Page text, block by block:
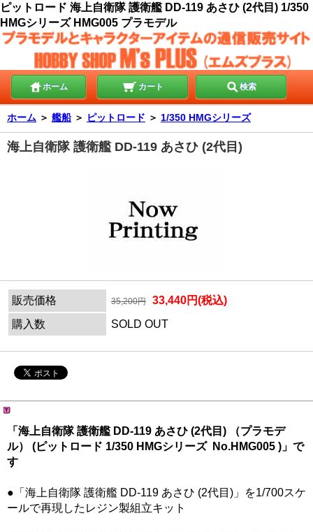
ピットロード 海上自衛隊 護衛艦 DD-119 あさひ (2代目) 1/350
HMGシリーズ HMG005 プラモデル
ホーム カート 検索
ホーム ＞ 艦船＞ ピットロード ＞ 1/350 HMGシリーズ
海上自衛隊 護衛艦 DD-119 あさひ (2代目)
販売価格 35,200円
33,440円(税込)
購入数
SOLD OUT
「海上自衛隊 護衛艦 DD-119 あさひ (2代目) （プラモデ
ル） (ピットロード 1/350 HMGシリーズ No.HMG005 )」で
す
●「海上自衛隊 護衛艦 DD-119 あさひ (2代目)」を1/700スケ
ールで再現したレジン製組立キット